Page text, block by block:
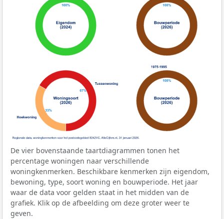
De vier bovenstaande taartdiagrammen tonen het
percentage woningen naar verschillende
woningkenmerken. Beschikbare kenmerken zijn eigendom,
bewoning, type, soort woning en bouwperiode. Het jaar
waar de data voor gelden staat in het midden van de
grafiek. Klik op de afbeelding om deze groter weer te
geven.